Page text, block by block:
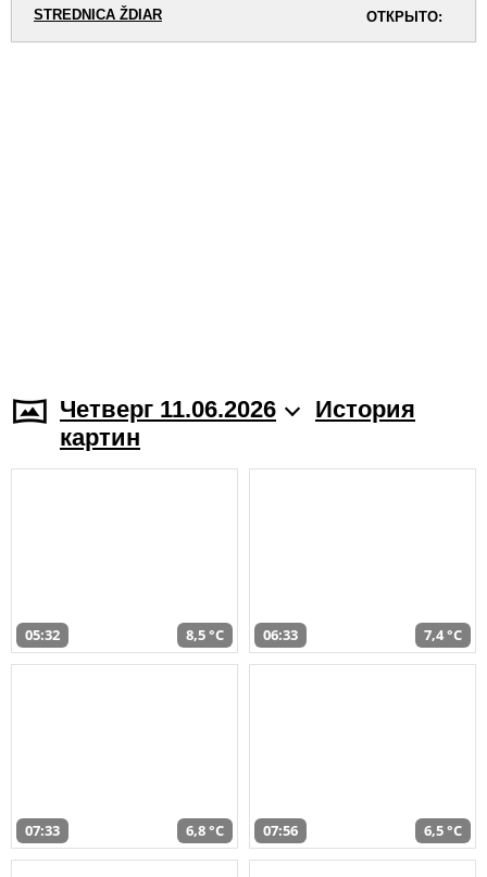
ОТКРЫТО:
STREDNICA ŽDIAR
Четверг 11.06.2026
История
картин
05:32 8,5 °C 06:33 7,4 °C
07:33 6,8 °C 07:56 6,5 °C